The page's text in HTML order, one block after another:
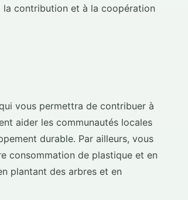
contribution et à la coopération
vous permettra de contribuer à
aider les communautés locales
durable. Par ailleurs, vous
consommation de plastique et en
plantant des arbres et en